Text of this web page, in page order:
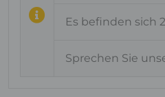
Es befinden sich
Sprechen Sie